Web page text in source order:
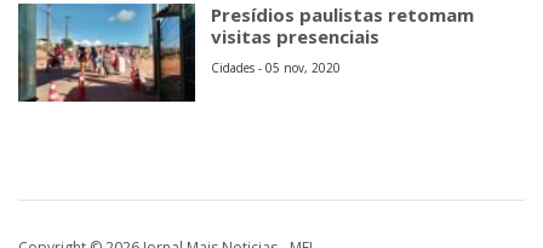
Presídios paulistas retomam
visitas presenciais
Cidades - 05 nov, 2020